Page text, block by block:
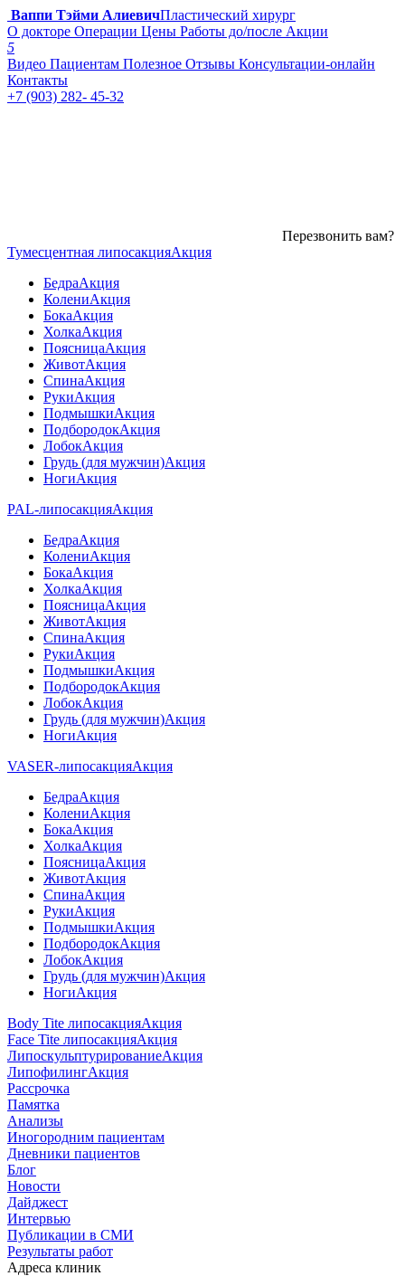
Ваппи Тэйми АлиевичПластический хирург
О докторе Операции Цены Работы до/после Акции
5
Видео Пациентам Полезное Отзывы Консультации-онлайн
Контакты
+7 (903) 282- 45-32
Перезвонить вам?
Тумесцентная липосакцияАкция
БедраАкция
КолениАкция
БокаАкция
ХолкаАкция
ПоясницаАкция
ЖивотАкция
СпинаАкция
РукиАкция
ПодмышкиАкция
ПодбородокАкция
ЛобокАкция
Грудь (для мужчин)Акция
НогиАкция
PAL-липосакцияАкция
БедраАкция
КолениАкция
БокаАкция
ХолкаАкция
ПоясницаАкция
ЖивотАкция
СпинаАкция
РукиАкция
ПодмышкиАкция
ПодбородокАкция
ЛобокАкция
Грудь (для мужчин)Акция
НогиАкция
VASER-липосакцияАкция
БедраАкция
КолениАкция
БокаАкция
ХолкаАкция
ПоясницаАкция
ЖивотАкция
СпинаАкция
РукиАкция
ПодмышкиАкция
ПодбородокАкция
ЛобокАкция
Грудь (для мужчин)Акция
НогиАкция
Body Tite липосакцияАкция
Face Tite липосакцияАкция
ЛипоскульптурированиеАкция
ЛипофилингАкция
Рассрочка
Памятка
Анализы
Иногородним пациентам
Дневники пациентов
Блог
Новости
Дайджест
Интервью
Публикации в СМИ
Результаты работ
Адреса клиник